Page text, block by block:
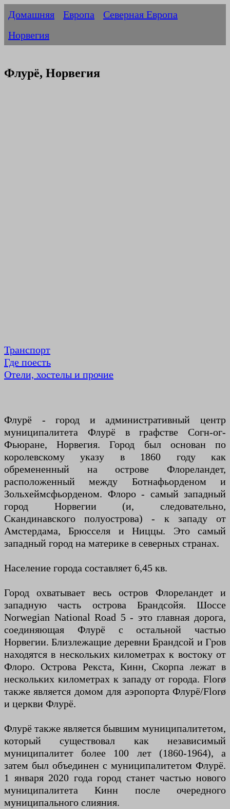
Домашняя Европа
Северная Европа
Норвегия
Флурё, Норвегия
Транспорт
Где поесть
Отели, хостелы и прочие
Флурё - город и административный центр
муниципалитета Флурё в графстве Согн-ог-
Фьюране, Норвегия. Город был основан по
королевскому указу в 1860 году как
обремененный на острове Флореландет,
расположенный между Ботнафьорденом и
Зольхеймсфьорденом. Флоро - самый западный
город Норвегии (и, следовательно,
Скандинавского полуострова) - к западу от
Амстердама, Брюсселя и Ниццы. Это самый
западный город на материке в северных странах.
Население города составляет 6,45 кв.
Город охватывает весь остров Флореландет и
западную часть острова Брандсойя. Шоссе
Norwegian National Road 5 - это главная дорога,
соединяющая Флурё с остальной частью
Норвегии. Близлежащие деревни Брандсой и Гров
находятся в нескольких километрах к востоку от
Флоро. Острова Рекста, Кинн, Скорпа лежат в
нескольких километрах к западу от города. Florø
также является домом для аэропорта Флурё/Florø
и церкви Флурё.
Флурё также является бывшим муниципалитетом,
который существовал как независимый
муниципалитет более 100 лет (1860-1964), а
затем был объединен с муниципалитетом Флурё.
1 января 2020 года город станет частью нового
муниципалитета Кинн после очередного
муниципального слияния.